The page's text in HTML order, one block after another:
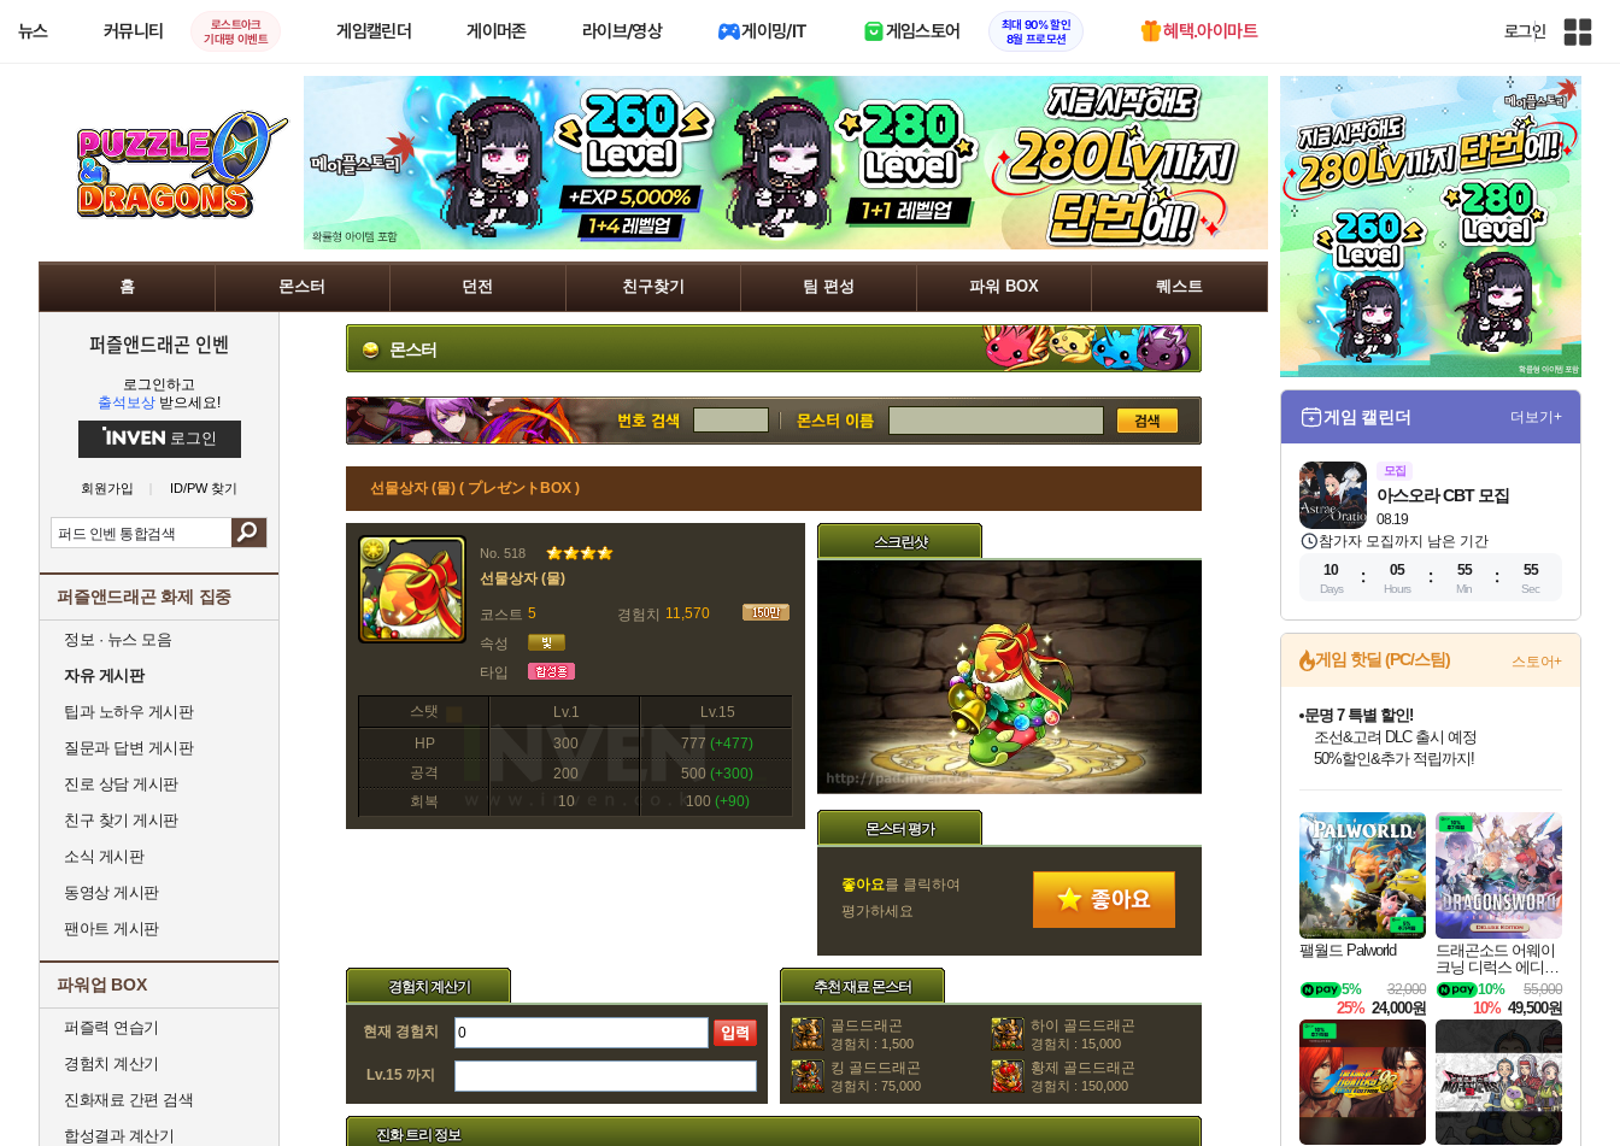
뉴스 커뮤니티
로스트아크
기대평 이벤트
게임캘린더 게이머존 라이브/영상 게이밍/IT 게임스토어
최대 90% 할인
8월 프로모션
혜택.아이마트 로그인
인
전
체
사
이
홈 몬스터 던전 친구찾기 팀 편성 파워 BOX 퀘스트
퍼즐앤드래곤 인벤
로그인하고
출석보상 받으세요!
로그인
회원가입 ID/PW 찾기
퍼즐앤드래곤 화제 집중
정보 · 뉴스 모음
자유 게시판
팁과 노하우 게시판
질문과 답변 게시판
진로 상담 게시판
친구 찾기 게시판
소식 게시판
동영상 게시판
팬아트 게시판
파워업 BOX
퍼즐력 연습기
경험치 계산기
진화재료 간편 검색
합성결과 계산기
몬스터
선물상자 (물) ( プレゼントBOX )
No. 518
선물상자 (물)
코스트 5 경험치
11,570
속성
타입
스탯 Lv.1
Lv.15
HP
300 777 (+477)
공격
200 500 (+300)
회복
10 100 (+90)
스크린샷
몬스터 평가
좋아요를 클릭하여
평가하세요
경험치 계산기
현재 경험치
Lv.15 까지
추천 재료 몬스터
골드드래곤
경험치 : 1,500
하이 골드드래곤
경험치 : 15,000
킹 골드드래곤
경험치 : 75,000
황제 골드드래곤
경험치 : 150,000
진화 트리 정보
게임 캘린더 더보기+
모집
08.19
아스오라 CBT 모집
참가자 모집까지 남은 기간
10
Days
05
Hours
55
Min
54
Sec
게임 핫딜 (PC/스팀) 스토어+
최대 90% 할인가를 만나보세요!
네이버혜택과 함께 만나보세요!
조선&고려 DLC 출시 예정
50%할인&추가 적립까지!
마블 투혼 파이팅 소울즈 정식출시!
네이버 포인트 혜택까지!
이니&베니 혜택까지!
네이버 혜택가와 함께 예약하세요!
할인&네이버혜택으로 만나보세요!
네이버페이 혜택과 만나보세요!
40주년 프로모션으로 만나보세요!
할인가에 만나보세요!
일부 에디션 상시 할인!
혜택으로 예약 판매 중
편안하게 충전하세요
팰월드 Palworld
32,000
5%
25% 24,000원
드래곤소드 어웨이
크닝 디럭스 에디션
DragonSword Awake
ning Deluxe Edition
55,000
10%
10% 49,500원